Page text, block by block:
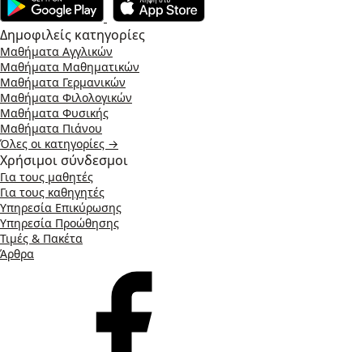
Δημοφιλείς κατηγορίες
Μαθήματα Αγγλικών
Μαθήματα Μαθηματικών
Μαθήματα Γερμανικών
Μαθήματα Φιλολογικών
Μαθήματα Φυσικής
Μαθήματα Πιάνου
Όλες οι κατηγορίες →
Χρήσιμοι σύνδεσμοι
Για τους μαθητές
Για τους καθηγητές
Υπηρεσία Επικύρωσης
Υπηρεσία Προώθησης
Τιμές & Πακέτα
Άρθρα